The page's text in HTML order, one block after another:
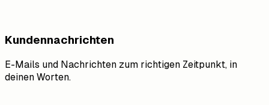
Kundennachrichten
E-Mails und Nachrichten zum richtigen Zeitpunkt, in
deinen Worten.